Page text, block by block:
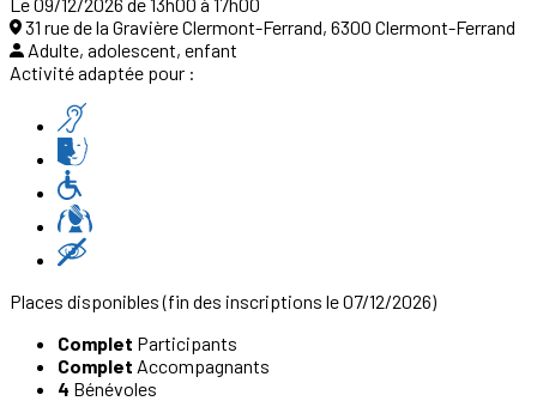
31 rue de la Gravière Clermont-Ferrand, 6300 Clermont-Ferrand
Adulte, adolescent, enfant
Activité adaptée pour :
Places disponibles(fin des inscriptions le 07/12/2026)
Complet Participants
Complet Accompagnants
4 Bénévoles